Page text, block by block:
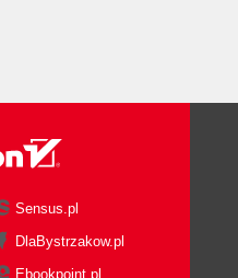
Sensus.pl
DlaBystrzakow.pl
Ebookpoint.pl